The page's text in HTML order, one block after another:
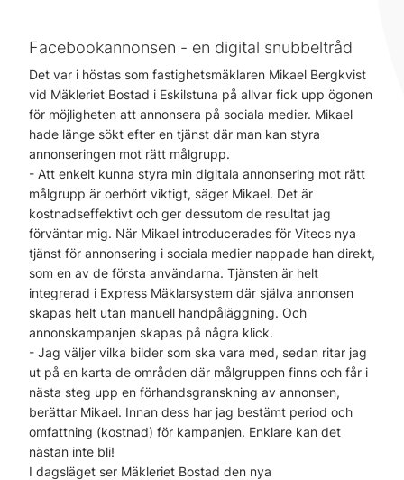
Facebookannonsen - en digital snubbeltråd
Det var i höstas som fastighetsmäklaren Mikael Bergkvist
vid Mäkleriet Bostad i Eskilstuna på allvar fick upp ögonen
för möjligheten att annonsera på sociala medier. Mikael
hade länge sökt efter en tjänst där man kan styra
annonseringen mot rätt målgrupp.
- Att enkelt kunna styra min digitala annonsering mot rätt
målgrupp är oerhört viktigt, säger Mikael. Det är
kostnadseffektivt och ger dessutom de resultat jag
förväntar mig. När Mikael introducerades för Vitecs nya
tjänst för annonsering i sociala medier nappade han direkt,
som en av de första användarna. Tjänsten är helt
integrerad i Express Mäklarsystem där själva annonsen
skapas helt utan manuell handpåläggning. Och
annonskampanjen skapas på några klick.
- Jag väljer vilka bilder som ska vara med, sedan ritar jag
ut på en karta de områden där målgruppen finns och får i
nästa steg upp en förhandsgranskning av annonsen,
berättar Mikael. Innan dess har jag bestämt period och
omfattning (kostnad) för kampanjen. Enklare kan det
nästan inte bli!
I dagsläget ser Mäkleriet Bostad den nya